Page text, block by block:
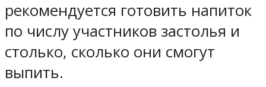
рекомендуется готовить напиток
по числу участников застолья и
столько, сколько они смогут
выпить.